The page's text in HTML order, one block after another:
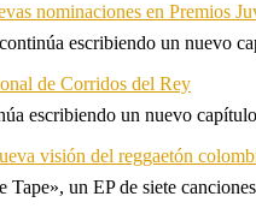
nominaciones en Premios
escribiendo un nuevo
de Corridos del Rey
escribiendo un nuevo
visión del reggaetón
Tape», un EP de siete